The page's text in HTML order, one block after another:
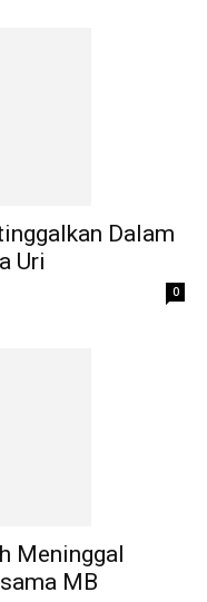
Dalam
Uri
0
Meninggal
MB